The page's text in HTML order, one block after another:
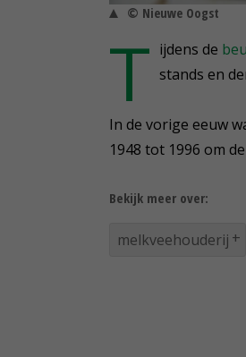
© Nieuwe Oogst
T ijdens de
stands en
In de vorige eeuw
1948 tot 1996 om
Bekijk meer over:
melkveehouderij